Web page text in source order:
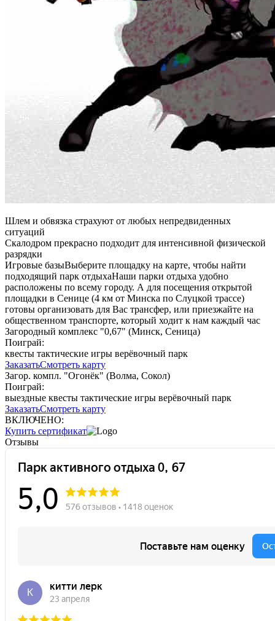
Шлем и обвязка страхуют от любых непредвиденных
ситуаций
Скалодром прекрасно подходит для интенсивной физической
разрядки
Игровые базыВыберите площадку на карте, чтобы найти
подходящий парк отдыхаНаши парки отдыха удобно
расположены по всему городу. А для посещения открытой
площадки в Сенице (4 км от Минска по Слуцкой трассе)
готовы организовать для Вас трансфер, или приезжайте на
общественном транспорте, который ходит к нам каждый час
Загородный комплекс "0,67" (Минск, Сеница)
Поиграй:
квесты тактические игры верёвочный парк
ЗаказатьСмотреть карту
Загор. компл. "Огонёк" (Волма, Сокол)
Поиграй:
выездные квесты тактические игры верёвочный парк
ЗаказатьСмотреть карту
ВКЛЮЧЕНО:
Купить сертификат
Отзывы